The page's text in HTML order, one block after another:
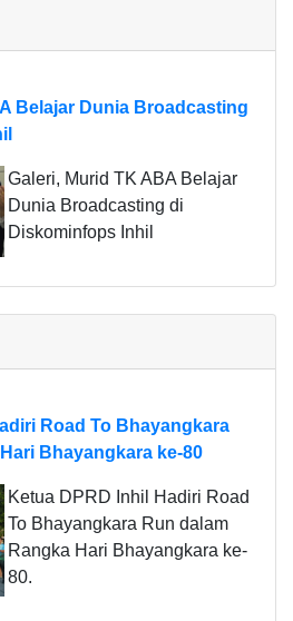
Belajar Dunia Broadcasting
Galeri, Murid TK ABA Belajar
Dunia Broadcasting di
Diskominfops Inhil
Road To Bhayangkara
Bhayangkara ke-80
Ketua DPRD Inhil Hadiri Road
To Bhayangkara Run dalam
Rangka Hari Bhayangkara ke-
80.